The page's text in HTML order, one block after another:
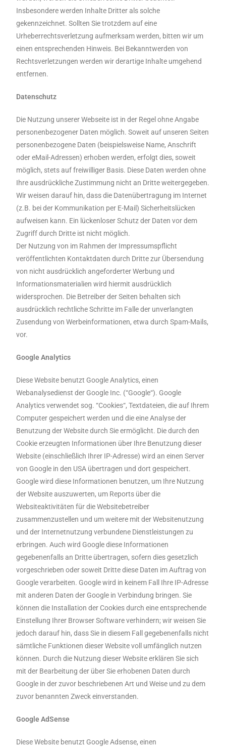
Insbesondere werden Inhalte Dritter als solche
gekennzeichnet. Sollten Sie trotzdem auf eine
Urheberrechtsverletzung aufmerksam werden, bitten wir um
einen entsprechenden Hinweis. Bei Bekanntwerden von
Rechtsverletzungen werden wir derartige Inhalte umgehend
entfernen.
Datenschutz
Die Nutzung unserer Webseite ist in der Regel ohne Angabe
personenbezogener Daten möglich. Soweit auf unseren Seiten
personenbezogene Daten (beispielsweise Name, Anschrift
oder eMail-Adressen) erhoben werden, erfolgt dies, soweit
möglich, stets auf freiwilliger Basis. Diese Daten werden ohne
Ihre ausdrückliche Zustimmung nicht an Dritte weitergegeben.
Wir weisen darauf hin, dass die Datenübertragung im Internet
(z.B. bei der Kommunikation per E-Mail) Sicherheitslücken
aufweisen kann. Ein lückenloser Schutz der Daten vor dem
Zugriff durch Dritte ist nicht möglich.
Der Nutzung von im Rahmen der Impressumspflicht
veröffentlichten Kontaktdaten durch Dritte zur Übersendung
von nicht ausdrücklich angeforderter Werbung und
Informationsmaterialien wird hiermit ausdrücklich
widersprochen. Die Betreiber der Seiten behalten sich
ausdrücklich rechtliche Schritte im Falle der unverlangten
Zusendung von Werbeinformationen, etwa durch Spam-Mails,
vor.
Google Analytics
Diese Website benutzt Google Analytics, einen
Webanalysedienst der Google Inc. (“Google“). Google
Analytics verwendet sog. “Cookies“, Textdateien, die auf Ihrem
Computer gespeichert werden und die eine Analyse der
Benutzung der Website durch Sie ermöglicht. Die durch den
Cookie erzeugten Informationen über Ihre Benutzung dieser
Website (einschließlich Ihrer IP-Adresse) wird an einen Server
von Google in den USA übertragen und dort gespeichert.
Google wird diese Informationen benutzen, um Ihre Nutzung
der Website auszuwerten, um Reports über die
Websiteaktivitäten für die Websitebetreiber
zusammenzustellen und um weitere mit der Websitenutzung
und der Internetnutzung verbundene Dienstleistungen zu
erbringen. Auch wird Google diese Informationen
gegebenenfalls an Dritte übertragen, sofern dies gesetzlich
vorgeschrieben oder soweit Dritte diese Daten im Auftrag von
Google verarbeiten. Google wird in keinem Fall Ihre IP-Adresse
mit anderen Daten der Google in Verbindung bringen. Sie
können die Installation der Cookies durch eine entsprechende
Einstellung Ihrer Browser Software verhindern; wir weisen Sie
jedoch darauf hin, dass Sie in diesem Fall gegebenenfalls nicht
sämtliche Funktionen dieser Website voll umfänglich nutzen
können. Durch die Nutzung dieser Website erklären Sie sich
mit der Bearbeitung der über Sie erhobenen Daten durch
Google in der zuvor beschriebenen Art und Weise und zu dem
zuvor benannten Zweck einverstanden.
Google AdSense
Diese Website benutzt Google Adsense, einen